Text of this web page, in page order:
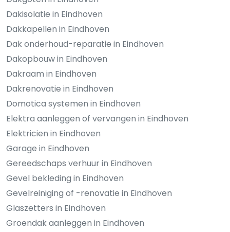
Dakisolatie in Eindhoven
Dakkapellen in Eindhoven
Dak onderhoud-reparatie in Eindhoven
Dakopbouw in Eindhoven
Dakraam in Eindhoven
Dakrenovatie in Eindhoven
Domotica systemen in Eindhoven
Elektra aanleggen of vervangen in Eindhoven
Elektricien in Eindhoven
Garage in Eindhoven
Gereedschaps verhuur in Eindhoven
Gevel bekleding in Eindhoven
Gevelreiniging of -renovatie in Eindhoven
Glaszetters in Eindhoven
Groendak aanleggen in Eindhoven